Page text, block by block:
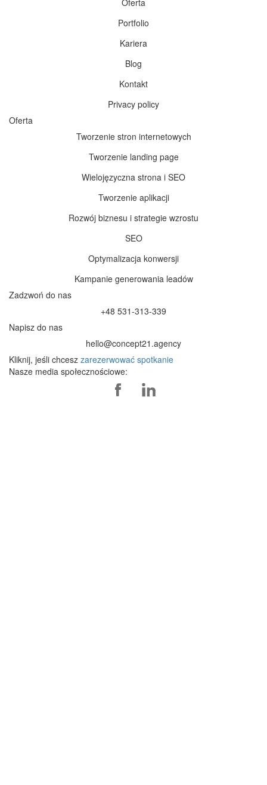
Portfolio
Kariera
Blog
Kontakt
Privacy policy
Oferta
Tworzenie stron internetowych
Tworzenie landing page
Wielojęzyczna strona i SEO
Tworzenie aplikacji
Rozwój biznesu i strategie wzrostu
SEO
Optymalizacja konwersji
Kampanie generowania leadów
Zadzwoń do nas
+48 531-313-339
Napisz do nas
hello@concept21.agency
Kliknij, jeśli chcesz zarezerwować spotkanie
Nasze media społecznościowe: